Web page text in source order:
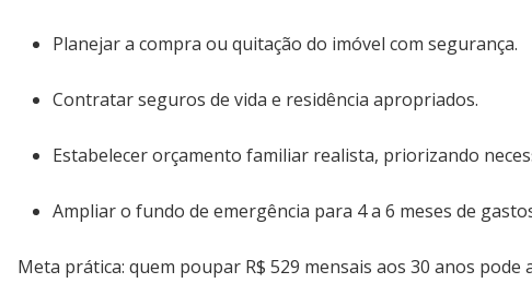
Planejar a compra ou quitação do imóvel com segurança.
Contratar seguros de vida e residência apropriados.
Estabelecer orçamento familiar realista, priorizando
Ampliar o fundo de emergência para 4 a 6 meses de
Meta prática: quem poupar R$ 529 mensais aos 30 anos